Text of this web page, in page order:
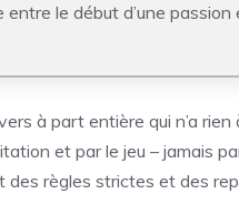
le début d’une
à part entière qui n’a rien
et par le jeu – jamais
règles strictes et des